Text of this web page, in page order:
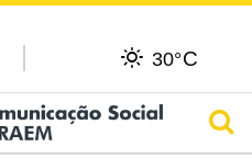
30°C